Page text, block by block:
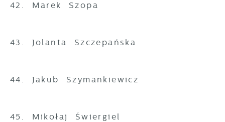
42. Marek Szopa
43. Jolanta Szczepańska
44. Jakub Szymankiewicz
45. Mikołaj Świergiel